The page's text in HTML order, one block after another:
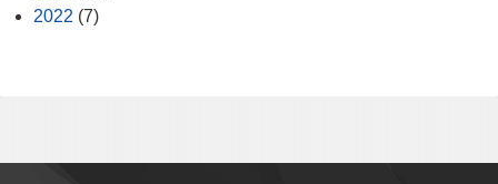
2022 (7)